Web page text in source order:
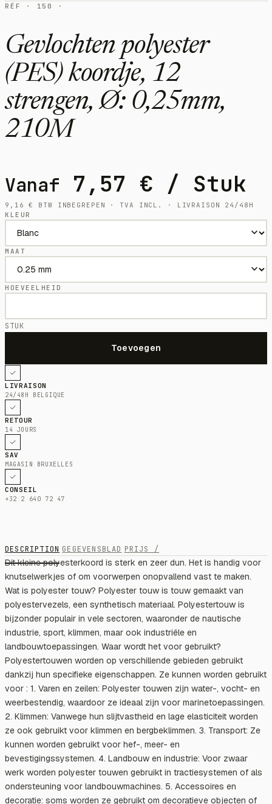
RÉF · 150 ·
Gevlochten polyester
(PES) koordje, 12
strengen, Ø: 0,25mm,
210M
Vanaf 7,57 € / Stuk
9,16€
BTW INBEGREPEN · TVA INCL. · LIVRAISON 24/48H
KLEUR
MAAT
HOEVEELHEID
STUK
LIVRAISON
24/48H BELGIQUE
RETOUR
14 JOURS
SAV
MAGASIN BRUXELLES
CONSEIL
+32 2 640 72 47
DESCRIPTION GEGEVENSBLAD PRIJS /
Dit kleine polyesterkoord is sterk en zeer dun. Het is handig voor
knutselwerkjes of om voorwerpen onopvallend vast te maken.
Wat is polyester touw? Polyester touw is touw gemaakt van
polyestervezels, een synthetisch materiaal. Polyestertouw is
bijzonder populair in vele sectoren, waaronder de nautische
industrie, sport, klimmen, maar ook industriële en
landbouwtoepassingen. Waar wordt het voor gebruikt?
Polyestertouwen worden op verschillende gebieden gebruikt
dankzij hun specifieke eigenschappen. Ze kunnen worden gebruikt
voor : 1. Varen en zeilen: Polyester touwen zijn water-, vocht- en
weerbestendig, waardoor ze ideaal zijn voor marinetoepassingen.
2. Klimmen: Vanwege hun slijtvastheid en lage elasticiteit worden
ze ook gebruikt voor klimmen en bergbeklimmen. 3. Transport: Ze
kunnen worden gebruikt voor hef-, meer- en
bevestigingssystemen. 4. Landbouw en industrie: Voor zwaar
werk worden polyester touwen gebruikt in tractiesystemen of als
ondersteuning voor landbouwmachines. 5. Accessoires en
decoratie: soms worden ze gebruikt om decoratieve objecten of